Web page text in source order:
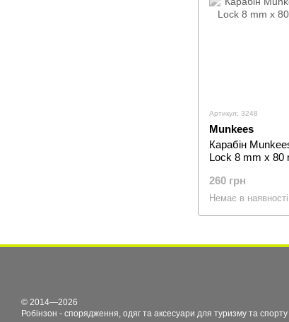
Артикул: 3248
Munkees
Карабін
Lock 8 mm x 80
260 грн
Немає в наявності
© 2014—2026
Робінзон - спорядження, одяг та аксесуари для туризму та спорту